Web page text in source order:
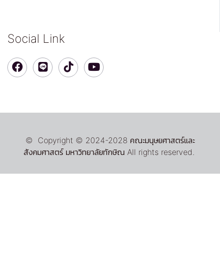
Social Link
© Copyright © 2024-2028 คณะมนุษยศาสตร์และ
สังคมศาสตร์ มหาวิทยาลัยทักษิณ All rights reserved.